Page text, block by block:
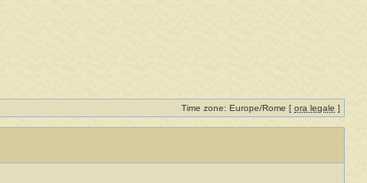
Time zone: Europe/Rome [ ora legale ]